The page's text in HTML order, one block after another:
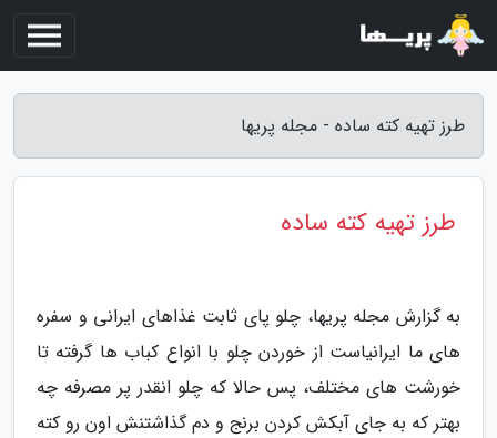
طرز تهیه کته ساده - مجله پریها
طرز تهیه کته ساده
به گزارش مجله پریها، چلو پای ثابت غذاهای ایرانی و سفره
های ما ایرانیاست از خوردن چلو با انواع کباب ها گرفته تا
خورشت های مختلف، پس حالا که چلو انقدر پر مصرفه چه
بهتر که به جای آبکش کردن برنج و دم گذاشتنش اون رو کته